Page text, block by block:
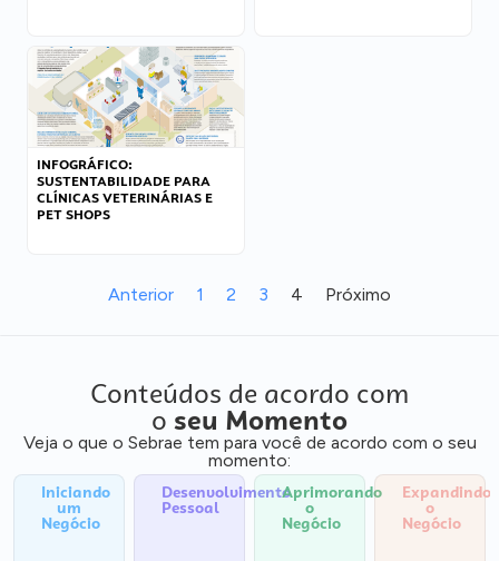
INFOGRÁFICO:
SUSTENTABILIDADE PARA
CLÍNICAS VETERINÁRIAS E
PET SHOPS
Anterior 1 2 3 4 Próximo
Conteúdos de acordo com
o seu Momento
Veja o que o Sebrae tem para você de acordo com o seu
momento:
Iniciando
um
Negócio
Desenvolvimento
Pessoal
Aprimorando
o
Negócio
Expandindo
o
Negócio